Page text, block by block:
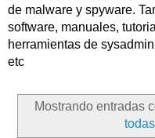
de malware y spyware.
software, manuales,
herramientas de
etc
Mostrando entradas